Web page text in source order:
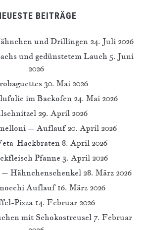
BEITRÄGE
und Drillingen 24. Juli 2026
und gedünstetem Lauch 5. Juni
2026
30. Mai 2026
im Backofen 24. Mai 2026
29. April 2026
– Auflauf 20. April 2026
Hackbraten 8. April 2026
Pfanne 3. April 2026
Hähnchenschenkel 28. März 2026
Auflauf 16. März 2026
Pizza 14. Februar 2026
mit Schokostreusel 7. Februar